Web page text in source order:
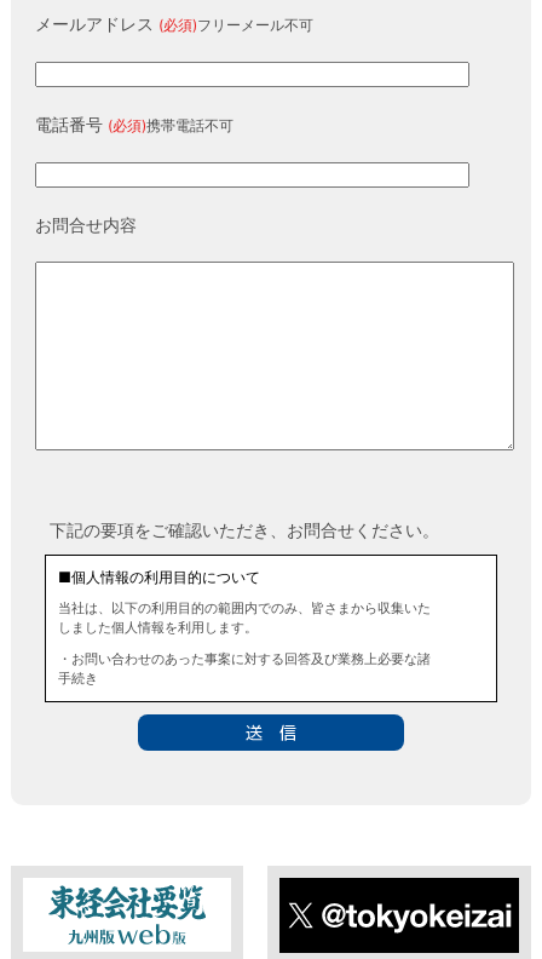
メールアドレス (必須)フリーメール不可
電話番号 (必須)携帯電話不可
お問合せ内容
下記の要項をご確認いただき、お問合せください。
■個人情報の利用目的について
当社は、以下の利用目的の範囲内でのみ、皆さまから収集いた
しました個人情報を利用します。
・お問い合わせのあった事案に対する回答及び業務上必要な諸
手続き
■個人情報の第三者提供について
■ 個人情報提供の任意性及び留意点
個人情報のご提供は任意ですが、必要な個人情報をご提供いた
だけなかった場合は、上記利用目的を達成できない場合があり
ますのでご了承ください。